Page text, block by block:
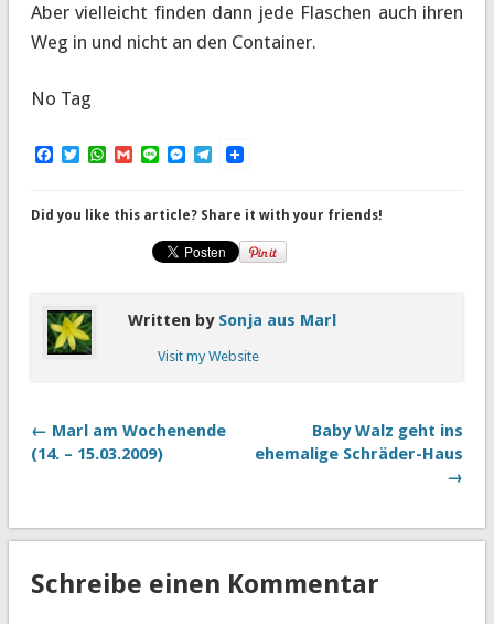
Aber vielleicht finden dann jede Flaschen auch ihren
Weg in und nicht an den Container.
No Tag
Facebook
TwitterWhatsApp
Gmail
LineMessenger
Telegram
Did you like this article? Share it with your friends!
Written by Sonja aus Marl
Visit my Website
← Marl am Wochenende
(14. – 15.03.2009)
Baby Walz geht ins
ehemalige Schräder-Haus
→
Schreibe einen Kommentar